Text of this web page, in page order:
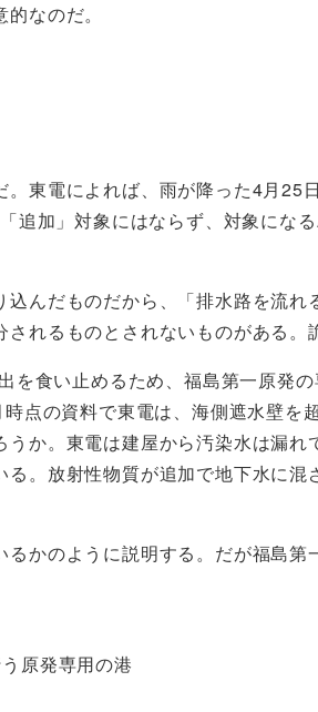
なのだ。
東電によれば、雨が降った4月
追加」対象にはならず、対象に
んだものだから、「排水路を流
れるものとされないものがある。
食い止めるため、福島第一原発
点の資料で東電は、海側遮水壁を
か。東電は建屋から汚染水は漏
。放射性物質が追加で地下水に
かのように説明する。だが福島
原発専用の港